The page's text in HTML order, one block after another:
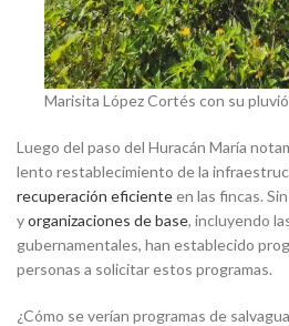
Marisita López Cortés con su
Luego del paso del Huracán María
lento restablecimiento de la
recuperación eficienteen las fincas.
yorganizaciones de base, incluyendo
gubernamentales, han establecido
personas a solicitar estos programas.
¿Cómo se verían programas de